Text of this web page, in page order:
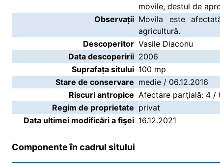
movile, destul de
Observații Movila este
agricultură.
Descoperitor Vasile Diaconu
Data descoperirii 2006
Suprafața sitului 100 mp
Stare de conservare medie / 06.12.2016
Riscuri antropice Afectare parţială: 4 /
Regim de proprietate privat
Data ultimei modificări a fişei 16.12.2021
Componente în cadrul sitului